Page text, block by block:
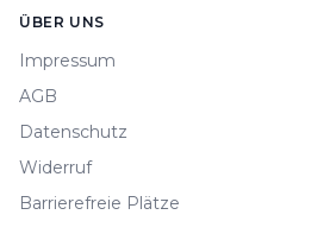
ÜBER UNS
Impressum
AGB
Datenschutz
Widerruf
Barrierefreie Plätze